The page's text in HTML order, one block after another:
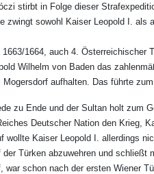
stirbt in Folge dieser
zwingt sowohl Kaiser Leopold I. als
1664, auch 4. Österreichischer
Wilhelm von Baden das
aufhalten. Das führte
zu Ende und der Sultan holt zum
Deutscher Nation den Krieg,
wollte Kaiser Leopold I. allerdings
der Türken abzuwehren und
war schon nach der ersten Wiener